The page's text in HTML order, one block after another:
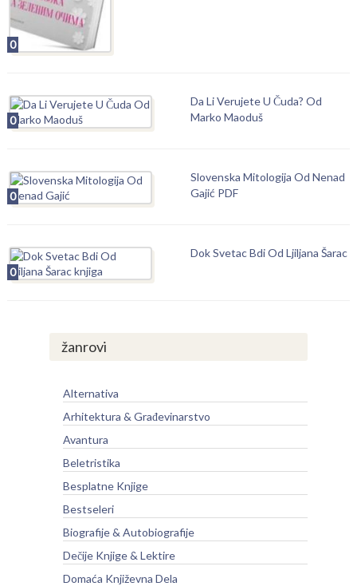
0
0
Da Li Verujete U Čuda? Od
Marko Maoduš
0
Slovenska Mitologija Od Nenad
Gajić PDF
0
Dok Svetac Bdi Od Ljiljana Šarac
žanrovi
Alternativa
Arhitektura & Građevinarstvo
Avantura
Beletristika
Besplatne Knjige
Bestseleri
Biografije & Autobiografije
Dečije Knjige & Lektire
Domaća Književna Dela